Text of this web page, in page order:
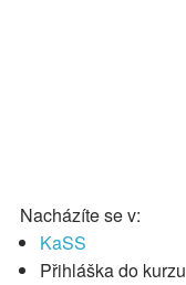
Nacházíte se v:
KaSS
Přihláška do kurzu